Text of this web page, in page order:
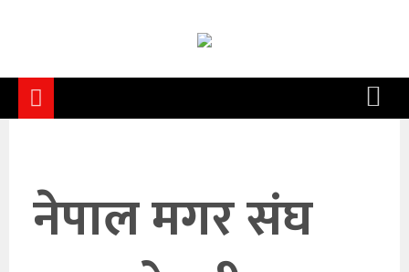
समाज
राजनीति
अन्तर्वार्ता
विचार
नेपाल मगर संघ